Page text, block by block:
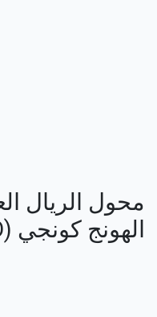
محول الريال
الهونج كونجي (OMR / HKD)